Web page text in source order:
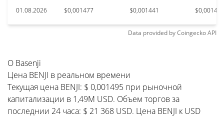
01.08.2026 $0,001477 $0,001441 $0,001477
Data provided byCoingeckoAPI
О Basenji
Цена BENJI в реальном времени
Текущая цена BENJI: $ 0,001495 при рыночной
капитализации в 1,49M USD. Объем торгов за
последнии 24 часа: $ 21 368 USD. Цена BENJI к USD